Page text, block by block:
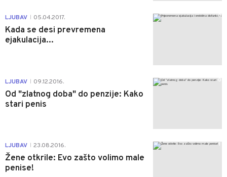
LJUBAV 05.04.2017.
Kada se desi prevremena
ejakulacija...
0
LJUBAV 09.12.2016.
Od "zlatnog doba" do penzije: Kako
stari penis
0
LJUBAV 23.08.2016.
Žene otkrile: Evo zašto volimo male
penise!
1